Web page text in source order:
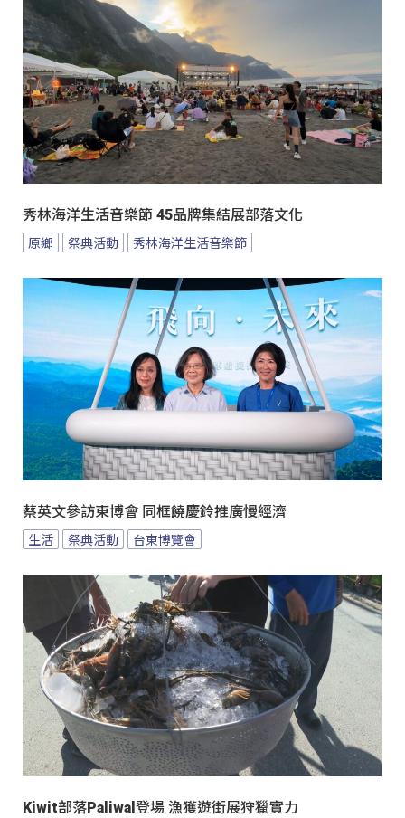
秀林海洋生活音樂節 45品牌集結展部落文化
原鄉 祭典活動 秀林海洋生活音樂節
蔡英文參訪東博會 同框饒慶鈴推廣慢經濟
生活 祭典活動 台東博覽會
Kiwit部落Paliwal登場 漁獲遊街展狩獵實力